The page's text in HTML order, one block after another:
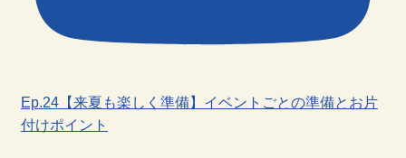
Ep.24【来夏も楽しく準備】イベントごとの準備とお片
付けポイント